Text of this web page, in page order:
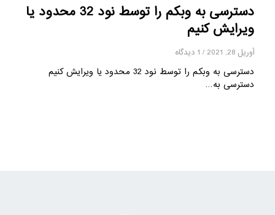
دسترسی به وبکم را توسط نود 32 محدود یا
ویرایش کنیم
آوریل 28, 2021 / 1 دیدگاه
دسترسی به وبکم را توسط نود 32 محدود یا ویرایش کنیم
دسترسی به…